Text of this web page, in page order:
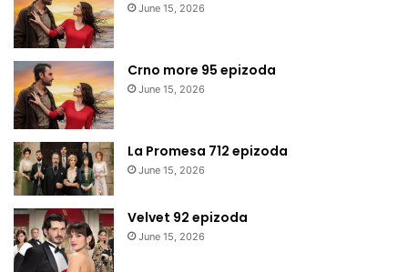
June 15, 2026
Crno more 95 epizoda
June 15, 2026
La Promesa 712 epizoda
June 15, 2026
Velvet 92 epizoda
June 15, 2026